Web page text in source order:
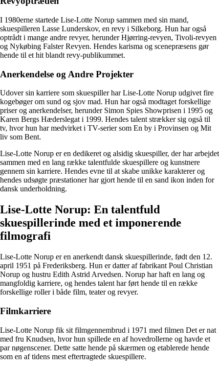
I 1980erne startede Lise-Lotte Norup sammen med sin mand,
skuespilleren Lasse Lunderskov, en revy i Silkeborg. Hun har også
optrådt i mange andre revyer, herunder Hjørring-revyen, Tivoli-revyen
og Nykøbing Falster Revyen. Hendes karisma og scenepræsens gør
hende til et hit blandt revy-publikummet.
Anerkendelse og Andre Projekter
Udover sin karriere som skuespiller har Lise-Lotte Norup udgivet fire
kogebøger om sund og sjov mad. Hun har også modtaget forskellige
priser og anerkendelser, herunder Simon Spies Showprisen i 1995 og
Karen Bergs Hæderslegat i 1999. Hendes talent strækker sig også til
tv, hvor hun har medvirket i TV-serier som En by i Provinsen og Mit
liv som Bent.
Lise-Lotte Norup er en dedikeret og alsidig skuespiller, der har arbejdet
sammen med en lang række talentfulde skuespillere og kunstnere
gennem sin karriere. Hendes evne til at skabe unikke karakterer og
hendes udsøgte præstationer har gjort hende til en sand ikon inden for
dansk underholdning.
Lise-Lotte Norup: En talentfuld
skuespillerinde med et imponerende
filmografi
Lise-Lotte Norup er en anerkendt dansk skuespillerinde, født den 12.
april 1951 på Frederiksberg. Hun er datter af fabrikant Poul Christian
Norup og hustru Edith Astrid Arvedsen. Norup har haft en lang og
mangfoldig karriere, og hendes talent har ført hende til en række
forskellige roller i både film, teater og revyer.
Filmkarriere
Lise-Lotte Norup fik sit filmgennembrud i 1971 med filmen Det er nat
med fru Knudsen, hvor hun spillede en af hovedrollerne og havde et
par nøgenscener. Dette satte hende på skærmen og etablerede hende
som en af ​​tidens mest eftertragtede skuespillere.